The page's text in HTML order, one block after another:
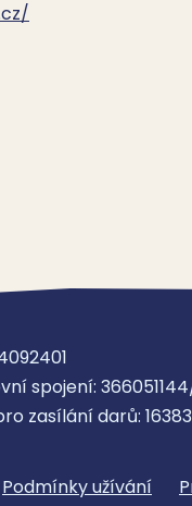
spojení:
zasílání darů:
Podmínky užívání